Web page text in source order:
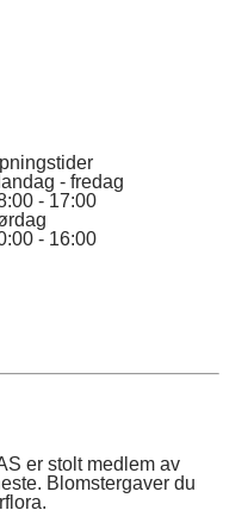
- fredag
- 17:00
- 16:00
er stolt medlem av
Blomstergaver du